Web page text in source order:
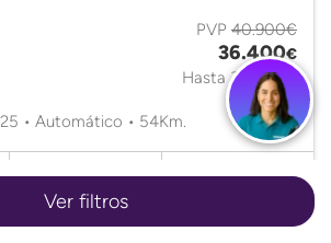
PVP 40.900€
36.400€
Hasta 31/08/26
• Automático • 54Km.
Ver filtros